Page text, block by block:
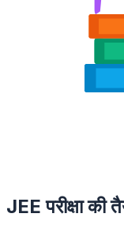
JEE परीक्षा की